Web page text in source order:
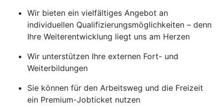
Wir bieten ein vielfältiges Angebot an
individuellen Qualifizierungsmöglichkeiten – denn
Ihre Weiterentwicklung liegt uns am Herzen
Wir unterstützen Ihre externen Fort- und
Weiterbildungen
Sie können für den Arbeitsweg und die Freizeit
ein Premium-Jobticket nutzen